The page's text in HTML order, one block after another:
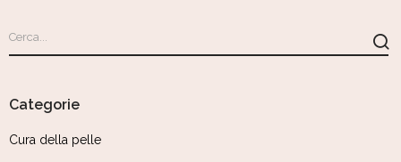
Categorie
Cura della pelle